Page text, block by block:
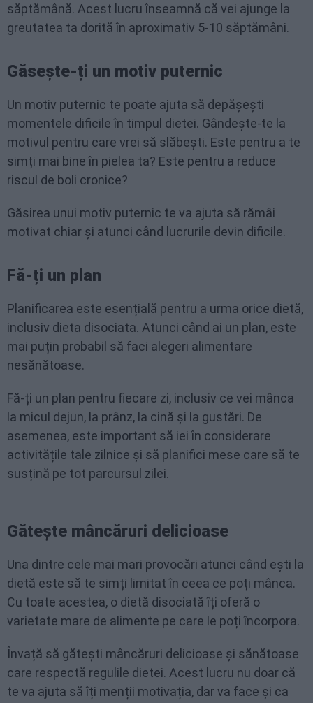
săptămână. Acest lucru înseamnă că vei ajunge la
greutatea ta dorită în aproximativ 5-10 săptămâni.
Găsește-ți un motiv puternic
Un motiv puternic te poate ajuta să depășești
momentele dificile în timpul dietei. Gândește-te la
motivul pentru care vrei să slăbești. Este pentru a te
simți mai bine în pielea ta? Este pentru a reduce
riscul de boli cronice?
Găsirea unui motiv puternic te va ajuta să rămâi
motivat chiar și atunci când lucrurile devin dificile.
Fă-ți un plan
Planificarea este esențială pentru a urma orice dietă,
inclusiv dieta disociata. Atunci când ai un plan, este
mai puțin probabil să faci alegeri alimentare
nesănătoase.
Fă-ți un plan pentru fiecare zi, inclusiv ce vei mânca
la micul dejun, la prânz, la cină și la gustări. De
asemenea, este important să iei în considerare
activitățile tale zilnice și să planifici mese care să te
susțină pe tot parcursul zilei.
Gătește mâncăruri delicioase
Una dintre cele mai mari provocări atunci când ești la
dietă este să te simți limitat în ceea ce poți mânca.
Cu toate acestea, o dietă disociată îți oferă o
varietate mare de alimente pe care le poți încorpora.
Învață să gătești mâncăruri delicioase și sănătoase
care respectă regulile dietei. Acest lucru nu doar că
te va ajuta să îți menții motivația, dar va face și ca